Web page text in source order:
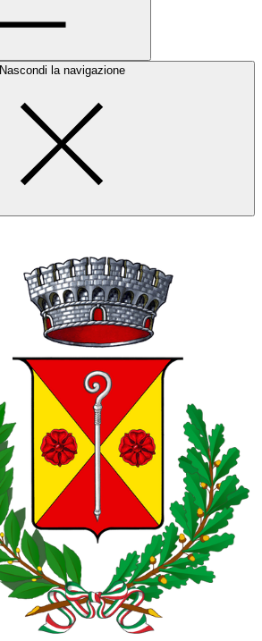
Nascondi la navigazione